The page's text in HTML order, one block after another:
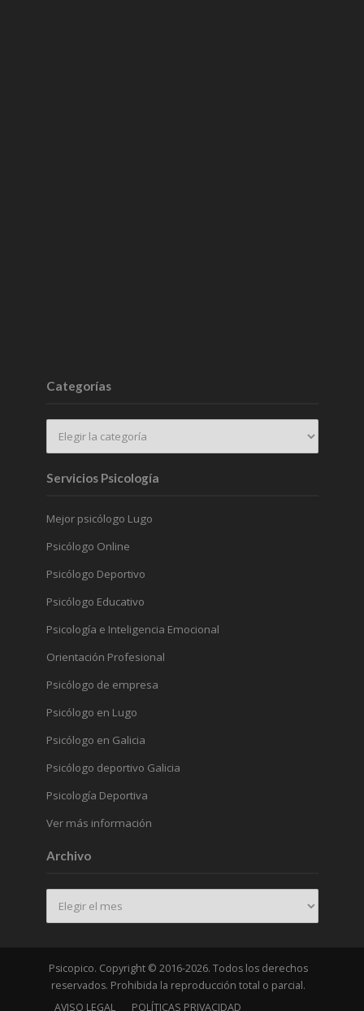
Categorías
Servicios Psicología
Mejor psicólogo Lugo
Psicólogo Online
Psicólogo Deportivo
Psicólogo Educativo
Psicología e Inteligencia Emocional
Orientación Profesional
Psicólogo de empresa
Psicólogo en Lugo
Psicólogo en Galicia
Psicólogo deportivo Galicia
Psicología Deportiva
Ver más información
Archivo
Psicopico. Copyright © 2016-2026. Todos los derechos
reservados. Prohibida la reproducción total o parcial.
AVISO LEGAL
POLÍTICAS PRIVACIDAD